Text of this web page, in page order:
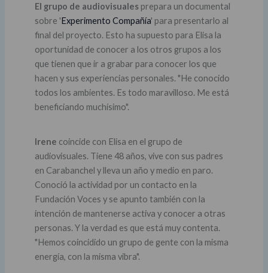
El grupo de audiovisualesprepara un documental
sobre 'Experimento Compañía' para presentarlo al
final del proyecto. Esto ha supuesto para Elisa la
oportunidad de conocer a los otros grupos a los
que tienen que ir a grabar para conocer los que
hacen y sus experiencias personales. "He conocido
todos los ambientes. Es todo maravilloso. Me está
beneficiando muchísimo".
Irene coincide con Elisa en el grupo de
audiovisuales. Tiene 48 años, vive con sus padres
en Carabanchel y lleva un año y medio en paro.
Conoció la actividad por un contacto en la
Fundación Voces y se apunto también con la
intención de mantenerse activa y conocer a otras
personas. Y la verdad es que está muy contenta.
"Hemos coincidido un grupo de gente con la misma
energía, con la misma vibra".